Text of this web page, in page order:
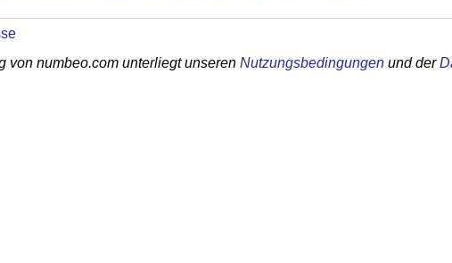
von numbeo.com unterliegt unseren Nutzungsbedingungen und der